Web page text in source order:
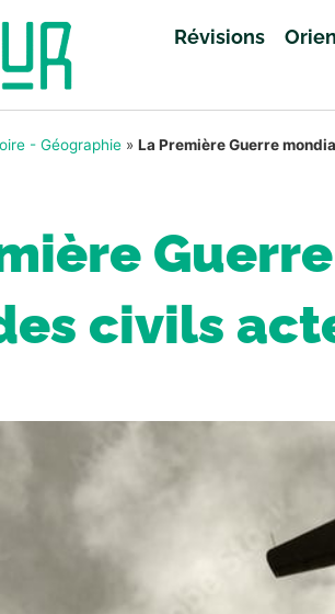
Révisions
- Géographie » La Première Guerre
civils